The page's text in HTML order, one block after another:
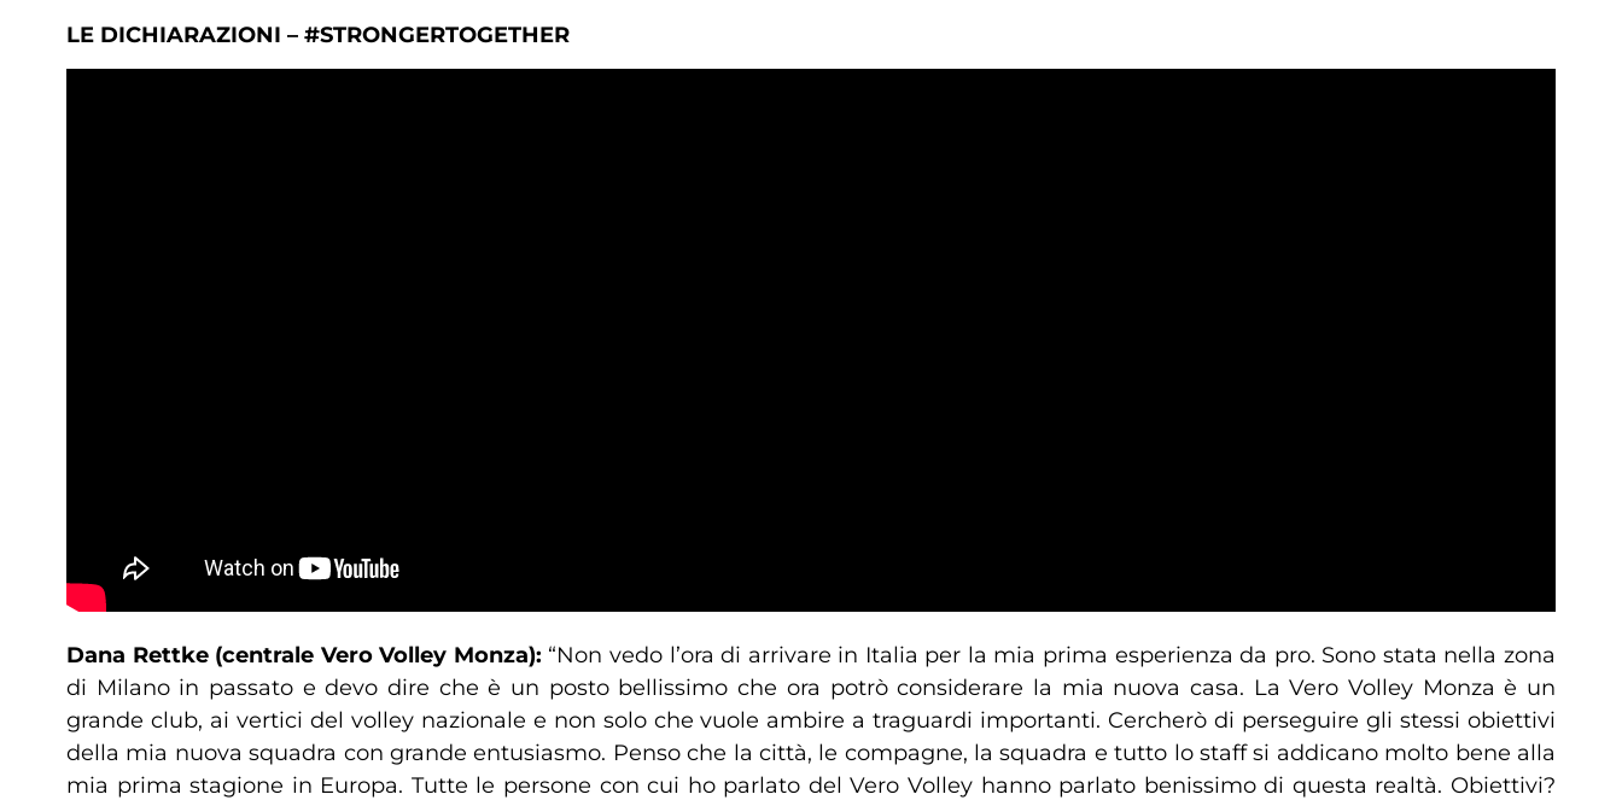
LE DICHIARAZIONI – #STRONGERTOGETHER
Dana Rettke (centrale Vero Volley Monza): “Non vedo l’ora di arrivare in Italia per la mia prima esperienza da pro. Sono stata nella zona
di Milano in passato e devo dire che è un posto bellissimo che ora potrò considerare la mia nuova casa. La Vero Volley Monza è un
grande club, ai vertici del volley nazionale e non solo che vuole ambire a traguardi importanti. Cercherò di perseguire gli stessi obiettivi
della mia nuova squadra con grande entusiasmo. Penso che la città, le compagne, la squadra e tutto lo staff si addicano molto bene alla
mia prima stagione in Europa. Tutte le persone con cui ho parlato del Vero Volley hanno parlato benissimo di questa realtà. Obiettivi?